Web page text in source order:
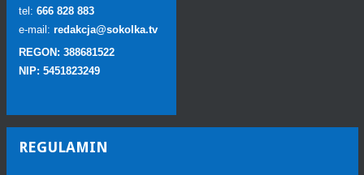
tel: 666 828 883
e-mail: redakcja@sokolka.tv
REGON: 388681522
NIP: 5451823249
REGULAMIN